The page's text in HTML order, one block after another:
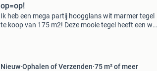
op=op!
Ik heb een mega partij hoogglans wit marmer tegel
te koop van 175 m2! Deze mooie tegel heeft een wit
Nieuw Ophalen of Verzenden 75 m² of meer